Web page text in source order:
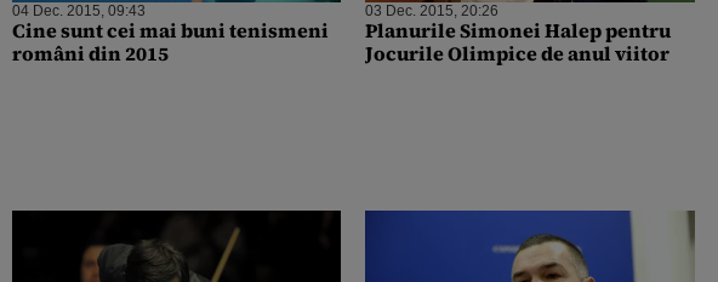
04 Dec. 2015, 09:43
Cine sunt cei mai buni tenismeni
români din 2015
03 Dec. 2015, 20:26
Planurile Simonei Halep pentru
Jocurile Olimpice de anul viitor